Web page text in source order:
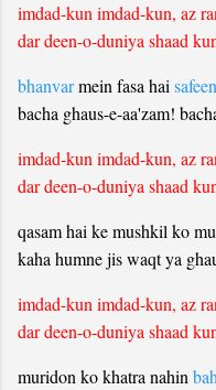
imdad-kun imdad-kun, az
dar deen-o-duniya shaad
bhanvarmein fasa hai
bacha ghaus-e-aa'zam!
imdad-kun imdad-kun, az
dar deen-o-duniya shaad
qasam hai ke mushkil ko
kaha humne jis waqt ya
imdad-kun imdad-kun, az
dar deen-o-duniya shaad
muridon ko khatra nahin